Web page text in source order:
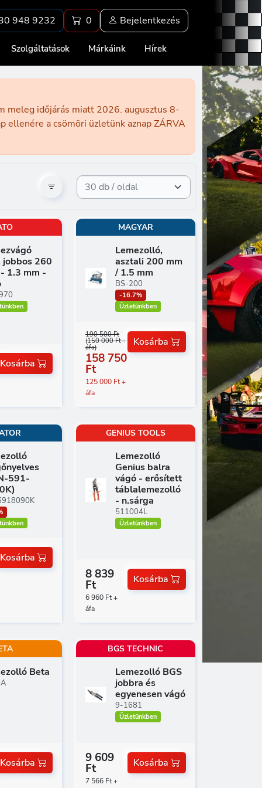
948 9232 0 Bejelentkezés
Szolgáltatások Márkáink Hírek
meleg időjárás miatt 2026. augusztus 8-
ellenére a csömöri üzletünk aznap ZÁRVA
jobbos 260
1.3 mm -
Kosárba
MAGYAR
Lemezolló,
asztali 200 mm
/ 1.5 mm
BS-200
-16.7%
Üzletünkben
190 500 Ft
(150 000 Ft +
áfa)
158 750
Ft
125 000 Ft +
áfa
Kosárba
591-
Kosárba
GENIUS TOOLS
Lemezolló
Genius balra
vágó - erősített
táblalemezolló
- n.sárga
511004L
Üzletünkben
8 839
Ft
6 960 Ft +
áfa
Kosárba
Beta
Kosárba
BGS TECHNIC
Lemezolló BGS
jobbra és
egyenesen vágó
9-1681
Üzletünkben
9 609
Ft
7 566 Ft +
Kosárba